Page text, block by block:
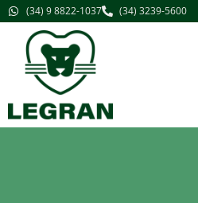
(34) 9 8822-1037 (34) 3239-5600